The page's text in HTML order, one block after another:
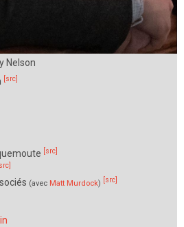
Nelson
[src]
[src]
(avec Matt Murdock) [src]